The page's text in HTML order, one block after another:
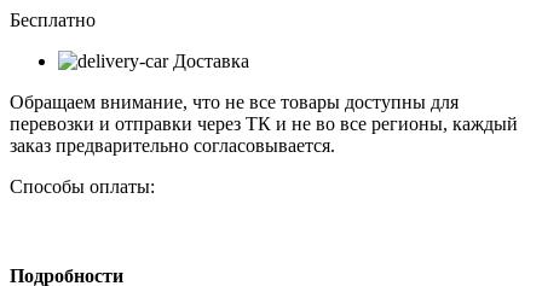
(1.2мм)
Бесплатно
Доставка
Обращаем внимание, что не все товары доступны для
перевозки и отправки через ТК и не во все регионы, каждый
заказ предварительно согласовывается.
Способы оплаты:
Подробности